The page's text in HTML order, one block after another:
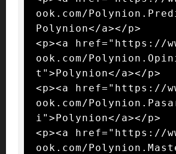
ook.com/
Polynion</a></p>
<p><a href="https://
ook.com/
t">Polynion</a></p>
<p><a href="https://
ook.com/
i">Polynion</a></p>
<p><a href="https://
ook.com/